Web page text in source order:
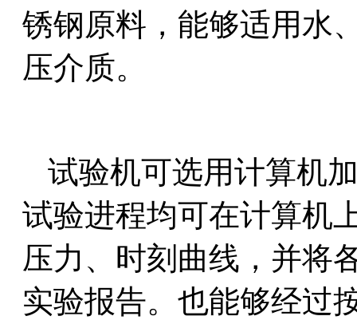
锈钢原料，能够适用水
压介质。
试验机可选用计算机
试验进程均可在计算机
压力、时刻曲线，并将
实验报告。也能够经过